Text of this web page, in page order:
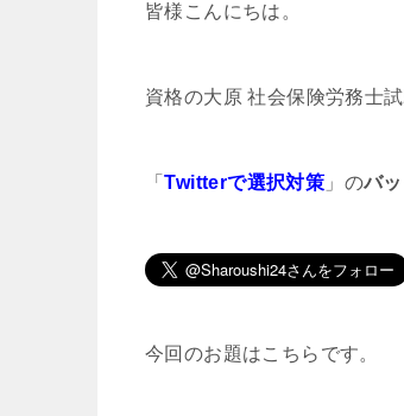
皆様こんにちは。
資格の大原 社会保険労務士
「Twitterで選択対策 」のバ
今回のお題はこちらです。